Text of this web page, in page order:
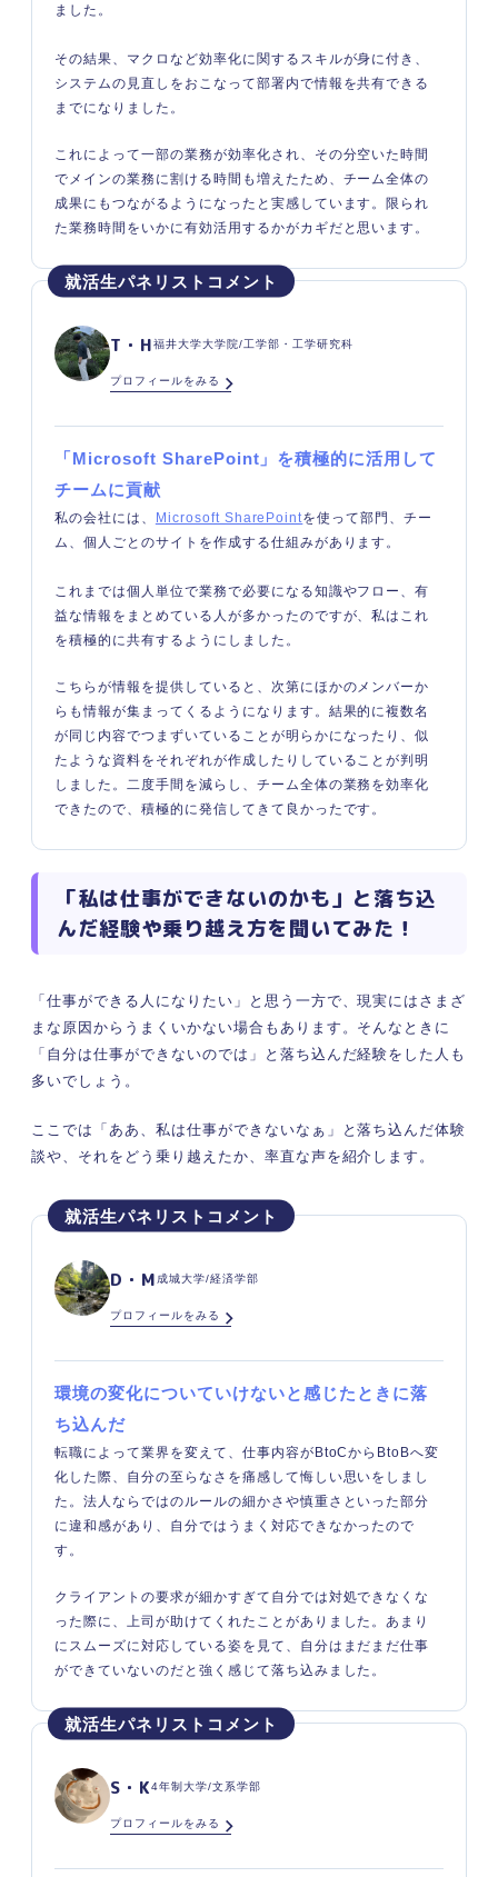
ました。
その結果、マクロなど効率化に関するスキルが身に付き、
システムの見直しをおこなって部署内で情報を共有できる
までになりました。
これによって一部の業務が効率化され、その分空いた時間
でメインの業務に割ける時間も増えたため、チーム全体の
成果にもつながるようになったと実感しています。限られ
た業務時間をいかに有効活用するかがカギだと思います。
T・H福井大学大学院/工学部・工学研究科
プロフィールをみる
「Microsoft SharePoint」を積極的に活用して
チームに貢献
私の会社には、 Microsoft SharePointを使って部門、チー
ム、個人ごとのサイトを作成する仕組みがあります。
これまでは個人単位で業務で必要になる知識やフロー、有
益な情報をまとめている人が多かったのですが、私はこれ
を積極的に共有するようにしました。
こちらが情報を提供していると、次第にほかのメンバーか
らも情報が集まってくるようになります。結果的に複数名
が同じ内容でつまずいていることが明らかになったり、似
たような資料をそれぞれが作成したりしていることが判明
しました。二度手間を減らし、チーム全体の業務を効率化
できたので、積極的に発信してきて良かったです。
「私は仕事ができないのかも」と落ち込
んだ経験や乗り越え方を聞いてみた！
「仕事ができる人になりたい」と思う一方で、現実にはさまざ
まな原因からうまくいかない場合もあります。そんなときに
「自分は仕事ができないのでは」と落ち込んだ経験をした人も
多いでしょう。
ここでは「ああ、私は仕事ができないなぁ」と落ち込んだ体験
談や、それをどう乗り越えたか、率直な声を紹介します。
D・M 成城大学/経済学部
プロフィールをみる
環境の変化についていけないと感じたときに落
ち込んだ
転職によって業界を変えて、仕事内容がBtoCからBtoBへ変
化した際、自分の至らなさを痛感して悔しい思いをしまし
た。法人ならではのルールの細かさや慎重さといった部分
に違和感があり、自分ではうまく対応できなかったので
す。
クライアントの要求が細かすぎて自分では対処できなくな
った際に、上司が助けてくれたことがありました。あまり
にスムーズに対応している姿を見て、自分はまだまだ仕事
ができていないのだと強く感じて落ち込みました。
S・K4年制大学/文系学部
プロフィールをみる